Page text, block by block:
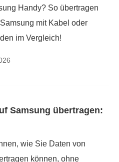
Handy? So übertragen
mit Kabel oder
im Vergleich!
Samsung übertragen:
wie Sie Daten von
können, ohne